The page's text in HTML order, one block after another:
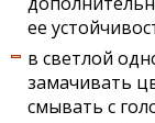
ее
в светлой
замачивать
смывать с